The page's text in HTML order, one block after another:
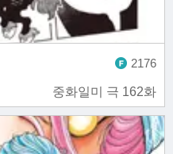
중화일미 극 162화
2176